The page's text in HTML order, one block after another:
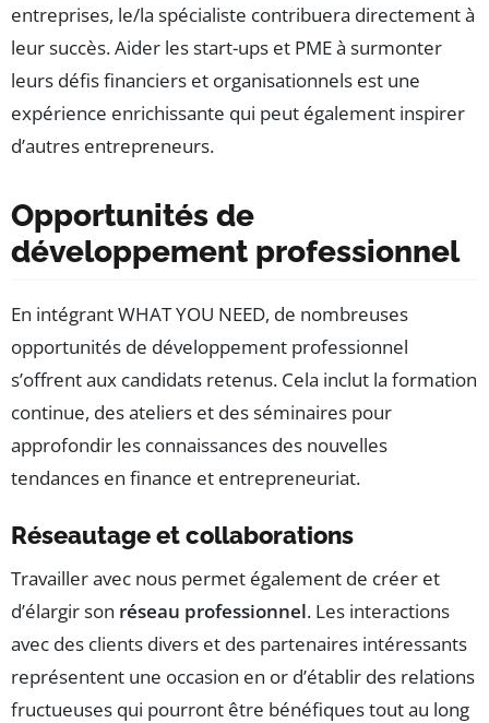
entreprises, le/la spécialiste contribuera directement à
leur succès. Aider les start-ups et PME à surmonter
leurs défis financiers et organisationnels est une
expérience enrichissante qui peut également inspirer
d’autres entrepreneurs.
Opportunités de
développement professionnel
En intégrant WHAT YOU NEED, de nombreuses
opportunités de développement professionnel
s’offrent aux candidats retenus. Cela inclut la formation
continue, des ateliers et des séminaires pour
approfondir les connaissances des nouvelles
tendances en finance et entrepreneuriat.
Réseautage et collaborations
Travailler avec nous permet également de créer et
d’élargir son réseau professionnel. Les interactions
avec des clients divers et des partenaires intéressants
représentent une occasion en or d’établir des relations
fructueuses qui pourront être bénéfiques tout au long